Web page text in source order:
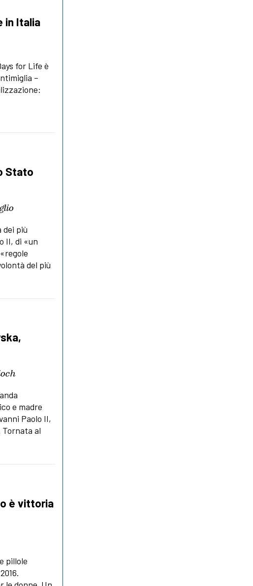
in Italia
for Life è
–
Stato
dei più
II, di «un
del più
e madre
Paolo II,
al
è vittoria
pillole